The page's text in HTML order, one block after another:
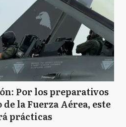
Por los preparativos
la Fuerza Aérea, este
prácticas